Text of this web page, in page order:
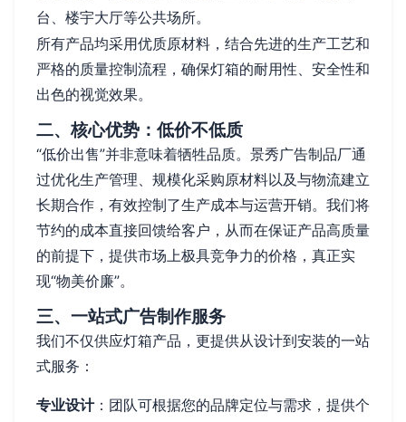
台、楼宇大厅等公共场所。
所有产品均采用优质原材料，结合先进的生产工艺和
严格的质量控制流程，确保灯箱的耐用性、安全性和
出色的视觉效果。
二、核心优势：低价不低质
“低价出售”并非意味着牺牲品质。景秀广告制品厂通
过优化生产管理、规模化采购原材料以及与物流建立
长期合作，有效控制了生产成本与运营开销。我们将
节约的成本直接回馈给客户，从而在保证产品高质量
的前提下，提供市场上极具竞争力的价格，真正实
现“物美价廉”。
三、一站式广告制作服务
我们不仅供应灯箱产品，更提供从设计到安装的一站
式服务：
专业设计：团队可根据您的品牌定位与需求，提供个